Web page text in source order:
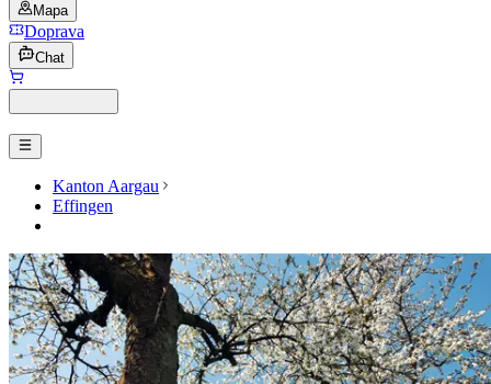
Mapa
Doprava
Chat
Kanton Aargau
Effingen